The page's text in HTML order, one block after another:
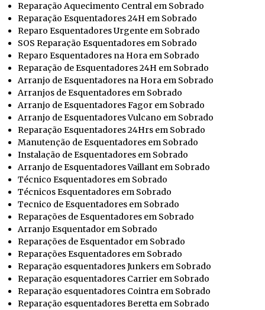
Reparação Aquecimento Central em Sobrado
Reparação Esquentadores 24H em Sobrado
Reparo Esquentadores Urgente em Sobrado
SOS Reparação Esquentadores em Sobrado
Reparo Esquentadores na Hora em Sobrado
Reparação de Esquentadores 24H em Sobrado
Arranjo de Esquentadores na Hora em Sobrado
Arranjos de Esquentadores em Sobrado
Arranjo de Esquentadores Fagor em Sobrado
Arranjo de Esquentadores Vulcano em Sobrado
Reparação Esquentadores 24Hrs em Sobrado
Manutenção de Esquentadores em Sobrado
Instalação de Esquentadores em Sobrado
Arranjo de Esquentadores Vaillant em Sobrado
Técnico Esquentadores em Sobrado
Técnicos Esquentadores em Sobrado
Tecnico de Esquentadores em Sobrado
Reparações de Esquentadores em Sobrado
Arranjo Esquentador em Sobrado
Reparações de Esquentador em Sobrado
Reparações Esquentadores em Sobrado
Reparação esquentadores Junkers em Sobrado
Reparação esquentadores Carrier em Sobrado
Reparação esquentadores Cointra em Sobrado
Reparação esquentadores Beretta em Sobrado